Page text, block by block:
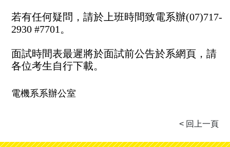
若有任何疑問， 請於上班時間致電系辦(07)717-
2930 #7701。
面試時間表最遲將於面試前公告於系網頁，請
各位考生自行下載。
電機系系辦公室